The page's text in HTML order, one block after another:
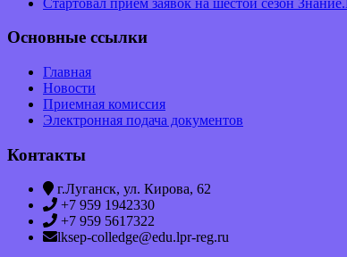
Основные ссылки
Главная
Новости
Приемная комиссия
Электронная подача документов
Контакты
г.Луганск, ул. Кирова, 62
+7 959 1942330
+7 959 5617322
lksep-colledge@edu.lpr-reg.ru